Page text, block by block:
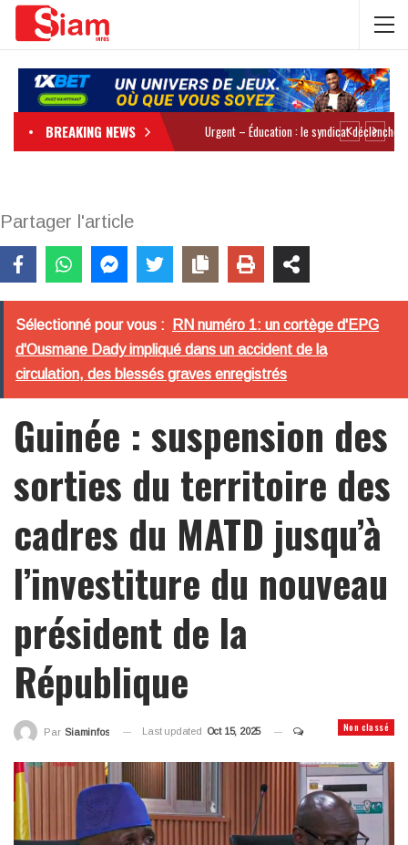
BREAKING NEWS
Partager l'article
Sélectionné pour vous :
RN numéro 1: un cortège d'EPG
d'Ousmane Dady impliqué dans un accident de la
circulation, des blessés graves enregistrés
Guinée : suspension des
sorties du territoire des
cadres du MATD jusqu’à
l’investiture du nouveau
président de la
République
Non classé
Par Siaminfos Last updated Oct 15, 2025